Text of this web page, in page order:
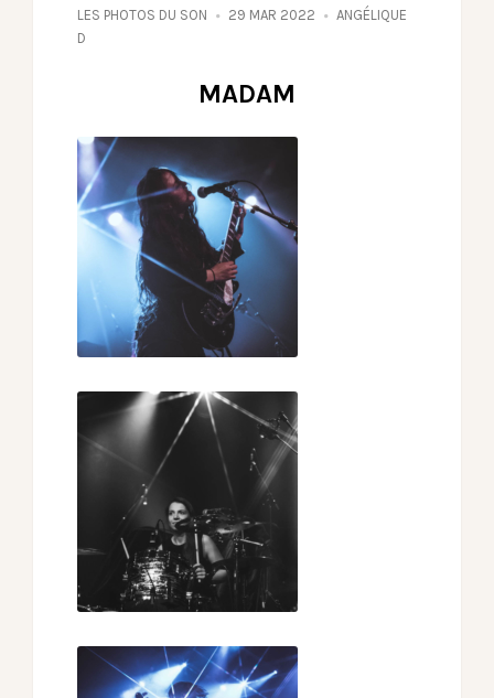
LES PHOTOS DU SON 29 MAR 2022
ANGÉLIQUE
D
MADAM